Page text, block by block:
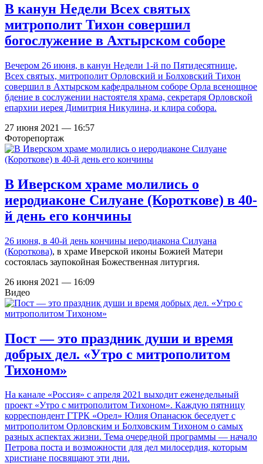
В канун Недели Всех святых
митрополит Тихон совершил
богослужение в Ахтырском соборе
Вечером 26 июня, в канун Недели 1-й по Пятидесятнице,
Всех святых, митрополит Орловский и Болховский Тихон
совершил в Ахтырском кафедральном соборе Орла всенощное
бдение в сослужении настоятеля храма, секретаря Орловской
епархии иерея Димитрия Никулина, и клира собора.
27 июня 2021 — 16:57
Фоторепортаж
В Иверском храме молились о
иеродиаконе Силуане (Короткове) в 40-
й день его кончины
26 июня, в 40-й день кончины иеродиакона Силуана
(Короткова), в храме Иверской иконы Божией Матери
состоялась заупокойная Божественная литургия.
26 июня 2021 — 16:09
Видео
Пост — это праздник души и время
добрых дел. «Утро с митрополитом
Тихоном»
На канале «Россия» с апреля 2021 выходит еженедельный
проект «Утро с митрополитом Тихоном». Каждую пятницу
корреспондент ГТРК «Орел» Юлия Опанасюк беседует с
митрополитом Орловским и Болховским Тихоном о самых
разных аспектах жизни. Тема очередной программы — начало
Петрова поста и возможности для дел милосердия, которым
христиане посвящают эти дни.